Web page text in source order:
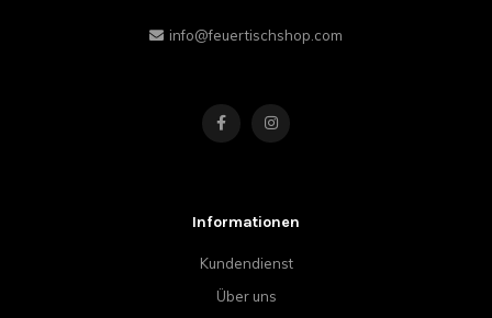
info@feuertischshop.com
Informationen
Kundendienst
Über uns